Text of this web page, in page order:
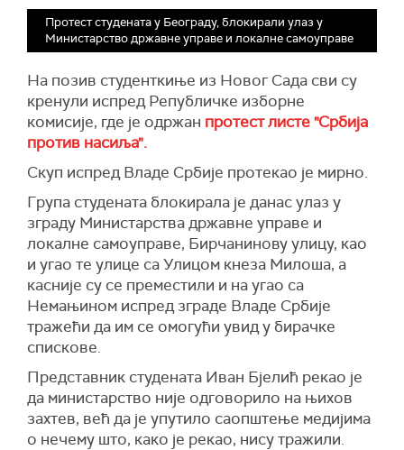
Протест студената у Београду, блокирали улаз у
Министарство државне управе и локалне самоуправе
На позив студенткиње из Новог Сада сви су
кренули испред Републичке изборне
комисије, где је одржан протест листе "Србија
против насиља".
Скуп испред Владе Србије протекао је мирно.
Група студената блокирала је данас улаз у
зграду Министарства државне управе и
локалне самоуправе, Бирчанинову улицу, као
и угао те улице са Улицом кнеза Милоша, а
касније су се преместили и на угао са
Немањином испред зграде Владе Србије
тражећи да им се омогући увид у бирачке
спискове.
Представник студената Иван Бјелић рекао је
да министарство није одговорило на њихов
захтев, већ да је упутило саопштење медијима
о нечему што, како је рекао, нису тражили.